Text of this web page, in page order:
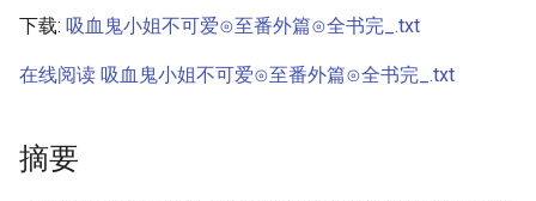
索
下载: 吸血鬼小姐不可爱⊙至番外篇⊙全书完_.txt
在线阅读 吸血鬼小姐不可爱⊙至番外篇⊙全书完_.txt
摘要